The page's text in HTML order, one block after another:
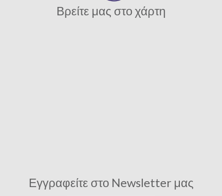
Βρείτε μας στο χάρτη
Εγγραφείτε στο Newsletter μας